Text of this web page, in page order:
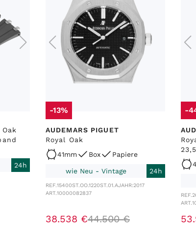
24h
-13%
AUDEMARS PIGUET
Royal Oak
41mm
Box Papiere
wie Neu - Vintage 24h
REF.15400ST.OO.1220ST.01.AJAHR:2017
ART.10000082837
38.538 €44.500 €
-
REF.
ART.
53.